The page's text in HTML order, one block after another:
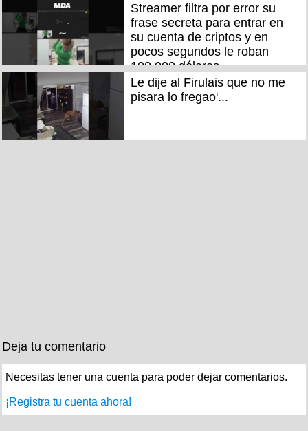
Streamer filtra por error su
frase secreta para entrar en
su cuenta de criptos y en
pocos segundos le roban
100.000 dólares
Le dije al Firulais que no me
pisara lo fregao'...
Deja tu comentario
Necesitas tener una cuenta para poder dejar comentarios.
¡Registra tu cuenta ahora!